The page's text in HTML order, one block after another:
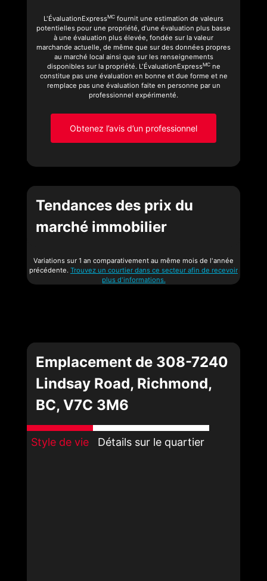
L'ÉvaluationExpressMC fournit une estimation de valeurs
potentielles pour une propriété, d’une évaluation plus basse
à une évaluation plus élevée, fondée sur la valeur
marchande actuelle, de même que sur des données propres
au marché local ainsi que sur les renseignements
disponibles sur la propriété. L'ÉvaluationExpressMCne
constitue pas une évaluation en bonne et due forme et ne
remplace pas une évaluation faite en personne par un
professionnel expérimenté.
Obtenez l’avis d’un professionnel
Tendances des prix du
marché immobilier
Variations sur 1 an comparativement au même mois de l'année
précédente. Trouvez un courtier dans ce secteur afin de recevoir
plus d'informations.
Emplacement de 308-7240
Lindsay Road, Richmond,
BC, V7C 3M6
Style de vie Détails sur le quartier